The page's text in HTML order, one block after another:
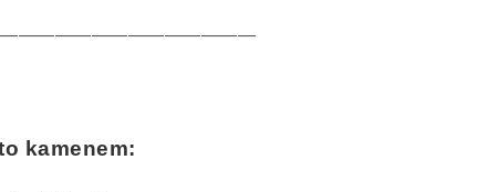
kamenem: